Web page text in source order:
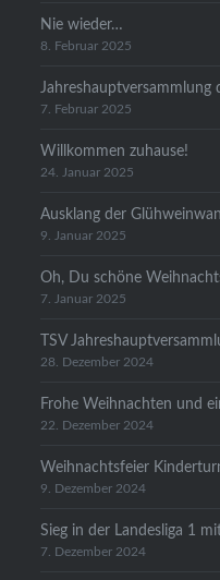
Nie wieder…
8. Februar 2025
7. Februar 2025
Willkommen zuhause!
24. Januar 2025
Ausklang der
9. Januar 2025
Oh, Du schöne
7. Januar 2025
TSV
28. Dezember 2024
Frohe Weihnachten und
22. Dezember 2024
Weihnachtsfeier
9. Dezember 2024
Sieg in der Landesliga 1
7. Dezember 2024